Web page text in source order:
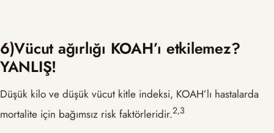
6)Vücut ağırlığı KOAH’ı etkilemez?
YANLIŞ!
Düşük kilo ve düşük vücut kitle indeksi, KOAH’lı hastalarda
mortalite için bağımsız risk faktörleridir.​2,3​